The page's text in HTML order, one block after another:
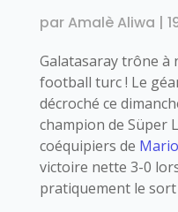
parAmalè Aliwa |
Galatasaray trône à
football turc ! Le
décroché ce
champion de Süper
coéquipiers de
victoire nette 3-0
pratiquement le